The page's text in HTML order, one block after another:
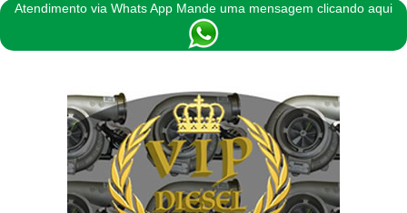
Atendimento via Whats App Mande uma mensagem clicando aqui